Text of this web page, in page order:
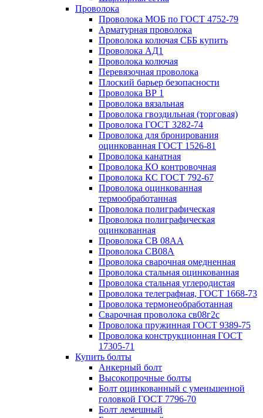
Проволока
Проволока МОБ по ГОСТ 4752-79
Арматурная проволока
Проволока колючая СББ купить
Проволока АД1
Проволока колючая
Перевязочная проволока
Плоский барьер безопасности
Проволока ВР 1
Проволока вязальная
Проволока гвоздильная (торговая)
Проволока ГОСТ 3282-74
Проволока для бронирования
оцинкованная ГОСТ 1526-81
Проволока канатная
Проволока КО контровочная
Проволока КС ГОСТ 792-67
Проволока оцинкованная
термообработанная
Проволока полиграфическая
Проволока полиграфическая
оцинкованная
Проволока СВ 08АА
Проволока СВ08А
Проволока сварочная омедненная
Проволока стальная оцинкованная
Проволока стальная углеродистая
Проволока телеграфная, ГОСТ 1668-73
Проволока термонеобработанная
Сварочная проволока св08г2с
Проволока пружинная ГОСТ 9389-75
Проволока конструкционная ГОСТ
17305-71
Купить болты
Анкерный болт
Высокопрочные болты
Болт оцинкованный с уменьшенной
головкой ГОСТ 7796-70
Болт лемешный